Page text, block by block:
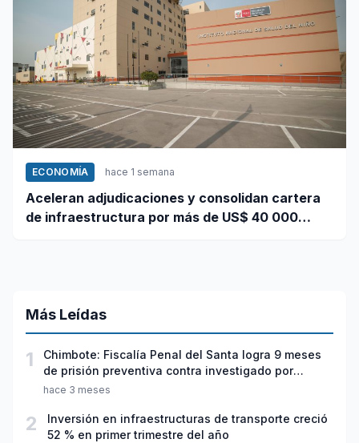
ECONOMÍA hace 1 semana
Aceleran adjudicaciones y consolidan cartera
de infraestructura por más de US$ 40 000
Más Leídas
1
Chimbote: Fiscalía Penal del Santa logra 9 meses
de prisión preventiva contra investigado por
violación sexual y tentativa de feminicidio
hace 3 meses
2
Inversión en infraestructuras de transporte creció
52 % en primer trimestre del año